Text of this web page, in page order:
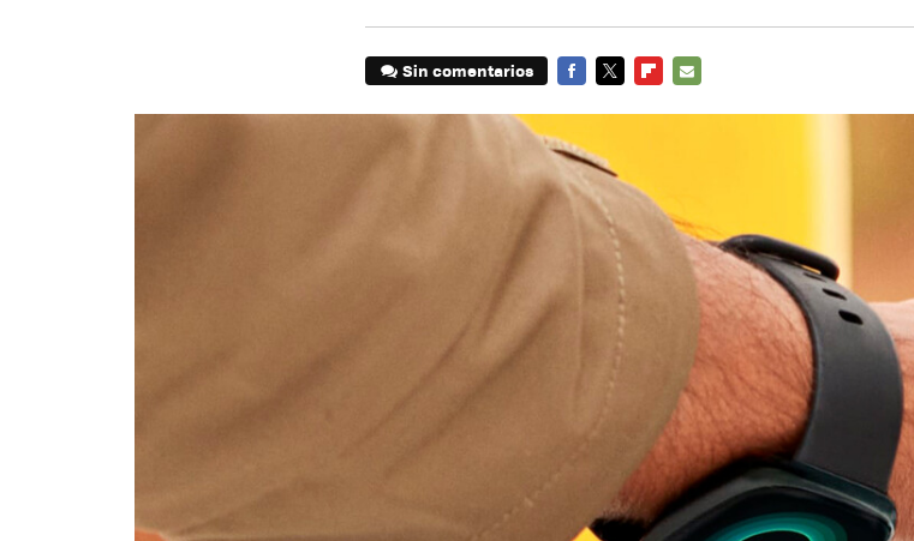
Sin comentarios